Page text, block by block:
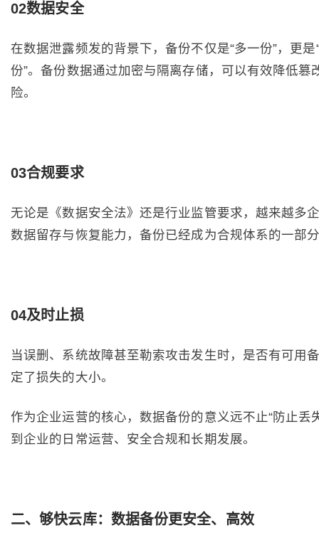
02数据安全
在数据泄露频发的背景下，备份不仅是“多一份”，更是
份”。备份数据通过加密与隔离存储，可以有效降低篡
险。
03合规要求
无论是《数据安全法》还是行业监管要求，越来越多
数据留存与恢复能力，备份已经成为合规体系的一部
04及时止损
当误删、系统故障甚至勒索攻击发生时，是否有可用
定了损失的大小。
作为企业运营的核心，数据备份的意义远不止“防止丢
到企业的日常运营、安全合规和长期发展。
二、够快云库：数据备份更安全、高效